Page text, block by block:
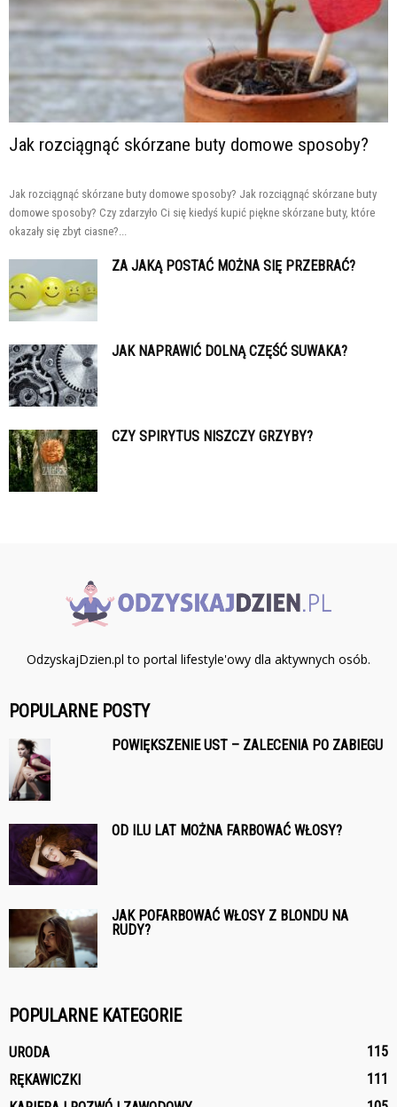
Jak rozciągnąć skórzane buty domowe sposoby?
Jak rozciągnąć skórzane buty domowe sposoby? Jak rozciągnąć skórzane buty
domowe sposoby? Czy zdarzyło Ci się kiedyś kupić piękne skórzane buty, które
okazały się zbyt ciasne?...
ZA JAKĄ POSTAĆ MOŻNA SIĘ PRZEBRAĆ?
JAK NAPRAWIĆ DOLNĄ CZĘŚĆ SUWAKA?
CZY SPIRYTUS NISZCZY GRZYBY?
OdzyskajDzien.pl to portal lifestyle'owy dla aktywnych osób.
POPULARNE POSTY
POWIĘKSZENIE UST – ZALECENIA PO ZABIEGU
OD ILU LAT MOŻNA FARBOWAĆ WŁOSY?
JAK POFARBOWAĆ WŁOSY Z BLONDU NA
RUDY?
POPULARNE KATEGORIE
URODA
115
RĘKAWICZKI
111